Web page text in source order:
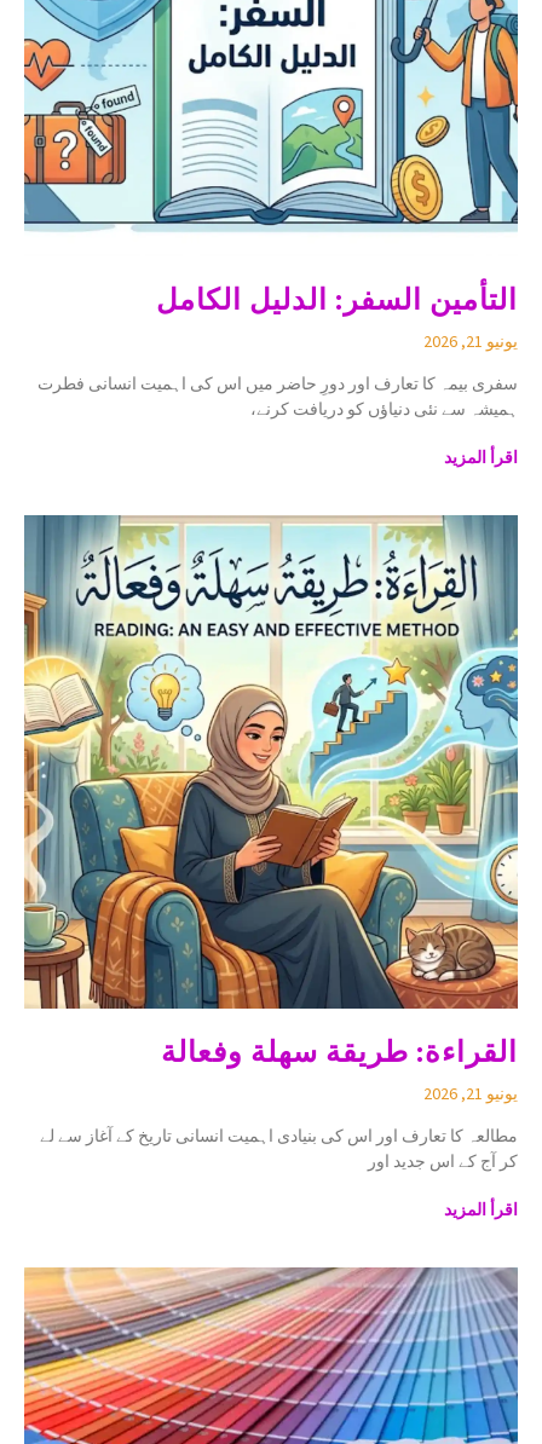
التأمين السفر: الدليل الكامل
يونيو 21, 2026
سفری بیمہ کا تعارف اور دورِ حاضر میں اس کی اہمیت انسانی فطرت
ہمیشہ سے نئی دنیاؤں کو دریافت کرنے،
اقرأ المزيد
القراءة: طريقة سهلة وفعالة
يونيو 21, 2026
مطالعہ کا تعارف اور اس کی بنیادی اہمیت انسانی تاریخ کے آغاز سے لے
کر آج کے اس جدید اور
اقرأ المزيد